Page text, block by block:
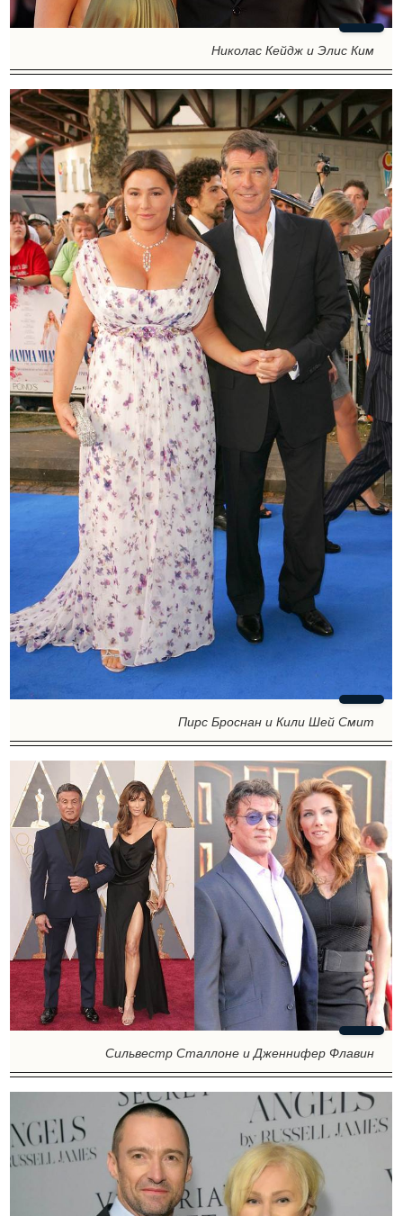
Николас Кейдж и Элис Ким
Пирс Броснан и Кили Шей Смит
Сильвестр Сталлоне и Дженнифер Флавин